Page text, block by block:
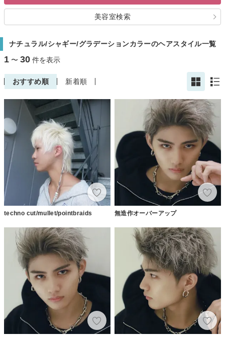
美容室検索
ナチュラル/シャギー/グラデーションカラーのヘアスタイル一覧
1 〜 30 件を表示
おすすめ順 新着順
techno cut/mullet/pointbraids 無造作オーバーアップ